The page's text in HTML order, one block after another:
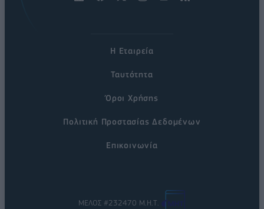
Η Εταιρεία
Ταυτότητα
Όροι Χρήσης
Πολιτική Προστασίας Δεδομένων
Επικοινωνία
ΜΕΛΟΣ #232470 Μ.Η.Τ.